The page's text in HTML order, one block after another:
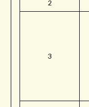
2
3